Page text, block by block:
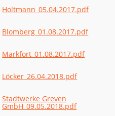
Holtmann_05.04.2017.pdf
Blomberg_01.08.2017.pdf
Markfort_01.08.2017.pdf
Löcker_26.04.2018.pdf
Stadtwerke Greven
GmbH_09.05.2018.pdf